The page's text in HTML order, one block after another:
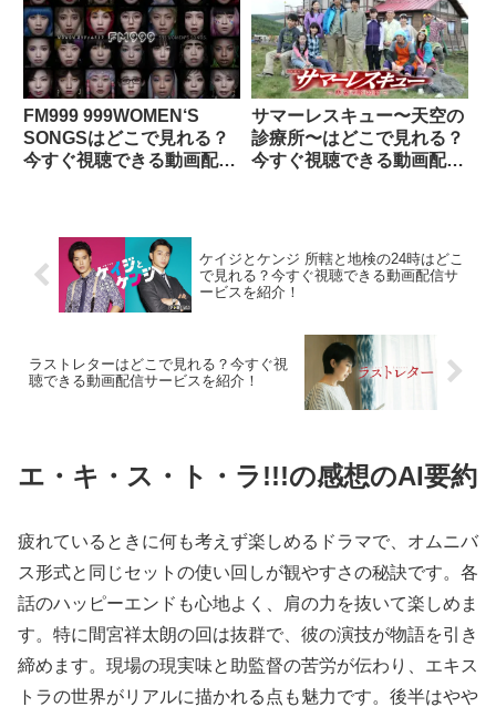
FM999 999WOMEN‘S
SONGSはどこで見れる？
今すぐ視聴できる動画配信
サマーレスキュー〜天空の
診療所〜はどこで見れる？
今すぐ視聴できる動画配信
ケイジとケンジ 所轄と地検の24時はどこ
で見れる？今すぐ視聴できる動画配信サ
ービスを紹介！
ラストレターはどこで見れる？今すぐ視
聴できる動画配信サービスを紹介！
エ・キ・ス・ト・ラ!!!の感想のAI要約
疲れているときに何も考えず楽しめるドラマで、オムニバ
ス形式と同じセットの使い回しが観やすさの秘訣です。各
話のハッピーエンドも心地よく、肩の力を抜いて楽しめま
す。特に間宮祥太朗の回は抜群で、彼の演技が物語を引き
締めます。現場の現実味と助監督の苦労が伝わり、エキス
トラの世界がリアルに描かれる点も魅力です。後半はやや